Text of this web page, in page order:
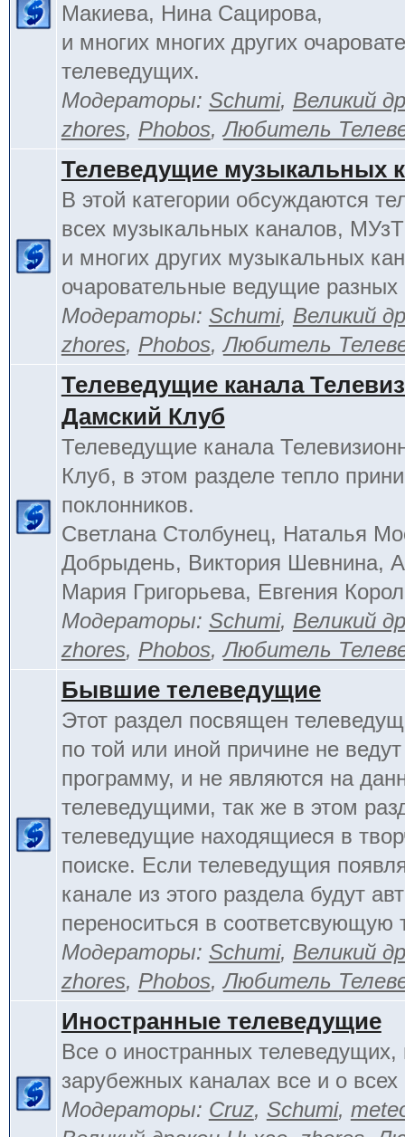
Макиева, Нина Сацирова,
и многих многих других
телеведущих.
Модераторы: Schumi, Великий
zhores, Phobos,Любитель
Телеведущие музыкальных
В этой категории обсуждаются
всех музыкальных каналов,
и многих других музыкальных
очаровательные ведущие разных
Модераторы: Schumi, Великий
zhores, Phobos,Любитель
Телеведущие канала
Дамский Клуб
Телеведущие канала
Клуб, в этом разделе тепло
поклонников.
Светлана Столбунец, Наталья
Добрыдень, Виктория Шевнина,
Мария Григорьева, Евгения
Модераторы: Schumi, Великий
zhores, Phobos,Любитель
Бывшие телеведущие
Этот раздел посвящен
по той или иной причине не
программу, и не являются на
телеведущими, так же в этом
телеведущие находящиеся в
поиске. Если телеведущия
канале из этого раздела будут
переноситься в соответсвующую
Модераторы: Schumi, Великий
zhores, Phobos,Любитель
Иностранные телеведущие
Все о иностранных телеведущих,
зарубежных каналах все и о всех
Модераторы: Cruz, Schumi,